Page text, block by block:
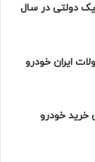
دولتی در سال
ایران خودرو
خرید خودرو